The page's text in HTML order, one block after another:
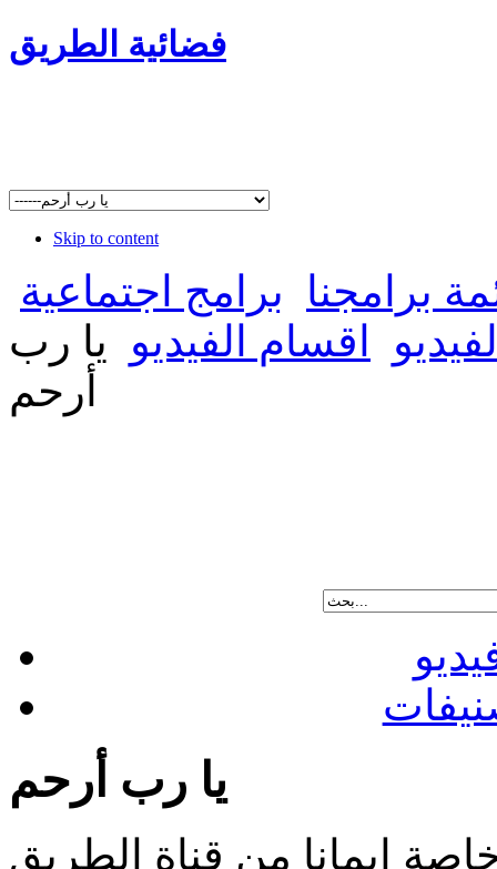
فضائية الطريق
Skip to content
برامجنا
برامج اجتماعية
اقسام الفيديو
يا رب
أرحم
يا رب أرحم
اٍيمانا من قناة الطريق